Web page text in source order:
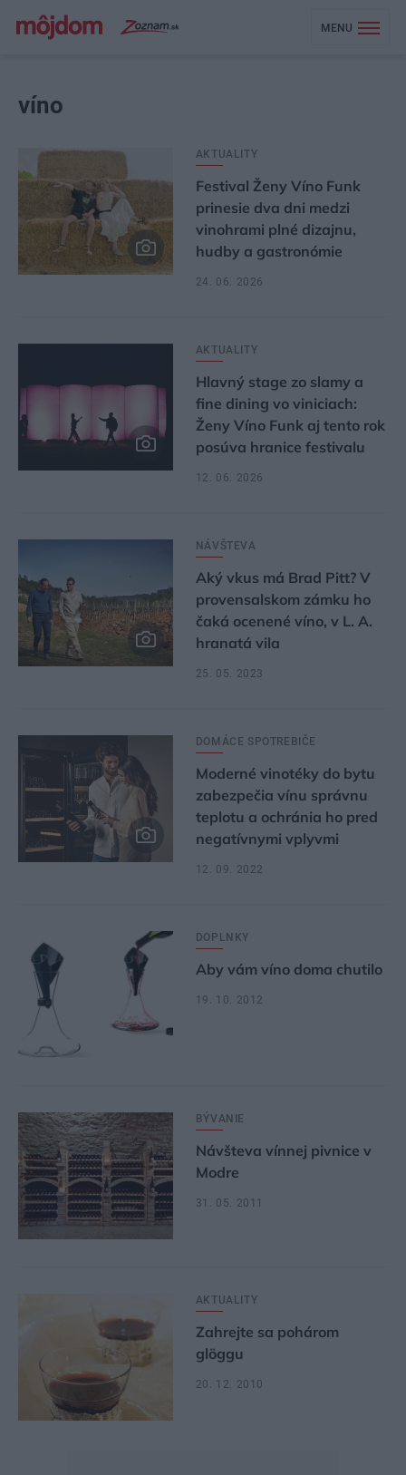
MENU
víno
AKTUALITY
Festival Ženy Víno Funk
prinesie dva dni medzi
vinohrami plné dizajnu,
hudby a gastronómie
24. 06. 2026
AKTUALITY
Hlavný stage zo slamy a
fine dining vo viniciach:
Ženy Víno Funk aj tento rok
posúva hranice festivalu
12. 06. 2026
NÁVŠTEVA
Aký vkus má Brad Pitt? V
provensalskom zámku ho
čaká ocenené víno, v L. A.
hranatá vila
25. 05. 2023
DOMÁCE SPOTREBIČE
Moderné vinotéky do bytu
zabezpečia vínu správnu
teplotu a ochránia ho pred
negatívnymi vplyvmi
12. 09. 2022
DOPLNKY
Aby vám víno doma chutilo
19. 10. 2012
BÝVANIE
Návšteva vínnej pivnice v
Modre
31. 05. 2011
AKTUALITY
Zahrejte sa pohárom
glöggu
20. 12. 2010